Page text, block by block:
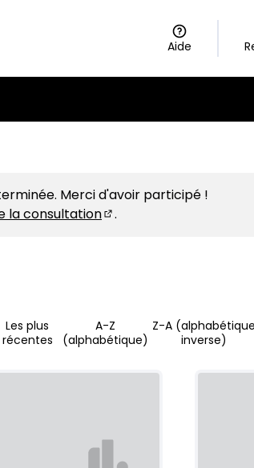
Aide
utilisateur
Merci d'avoir participé !
la consultation .
Les plus
récentes
A-Z
(alphabétique)
Z-A (alphabétique
inverse)